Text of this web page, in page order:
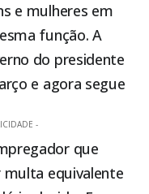
e mulheres em
função. A
do presidente
e agora segue
-
que
equivalente